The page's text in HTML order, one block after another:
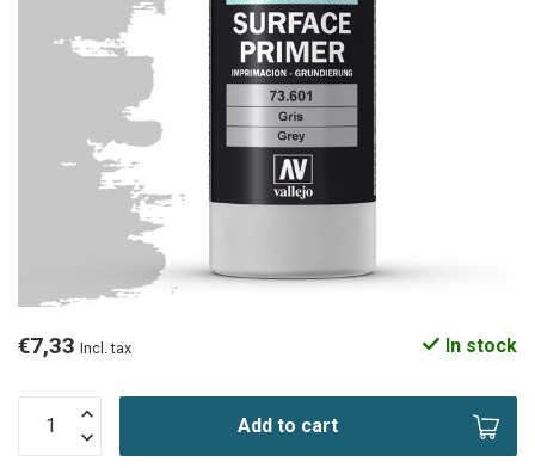
€7,33 Incl. tax In stock
Add to cart